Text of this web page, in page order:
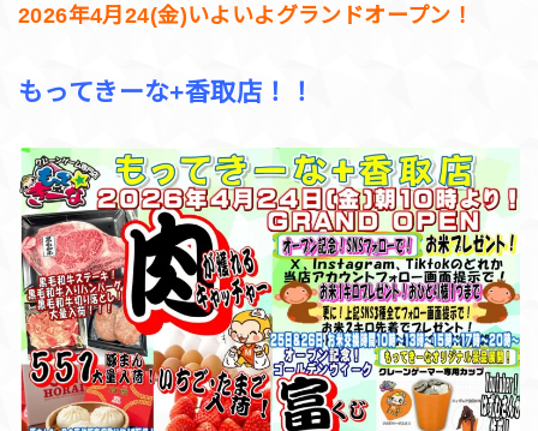
2026年4月24(金)いよいよグランドオープン！
もってきーな+香取店！！